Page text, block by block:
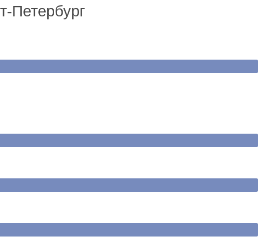
Петербург